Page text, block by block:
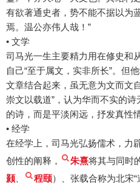
有欲著通史者，势不能不据以为
焉。温公亦伟人哉！”
• 文学
司马光一生主要精力用在修史和
自己“至于属文，实非所长”。但
文章结合起来，虽无意为文而文
崇文以载道”，认为华而不实的
的诗，而是平淡闲远，抒发真性
• 经学
在经学上，司马光弘扬儒术，力
创性的阐释，
朱熹将其与同时
颢
程颐）、张载合称为北宋“